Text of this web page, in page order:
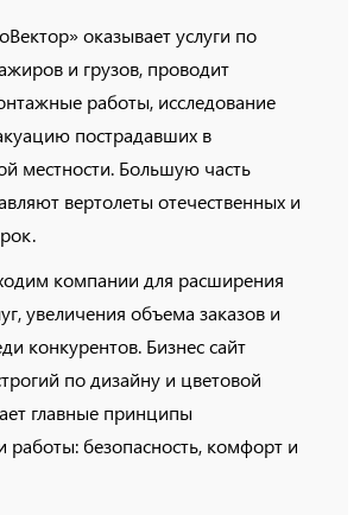
оказывает услуги по
и грузов, проводит
работы, исследование
пострадавших в
местности. Большую часть
вертолеты отечественных и
компании для расширения
увеличения объема заказов и
конкурентов. Бизнес сайт
по дизайну и цветовой
главные принципы
работы: безопасность, комфорт и